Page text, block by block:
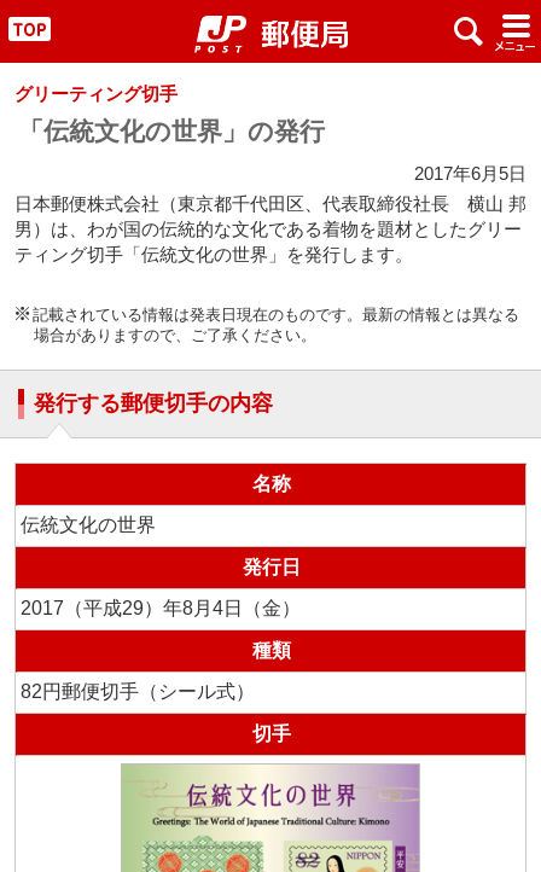
" x #
グリーティング切手
「伝統文化の世界」の発行
2017年6月5日
日本郵便株式会社（東京都千代田区、代表取締役社長 横山 邦
男）は、わが国の伝統的な文化である着物を題材としたグリー
ティング切手「伝統文化の世界」を発行します。
記載されている情報は発表日現在のものです。最新の情報とは異なる
場合がありますので、ご了承ください。
発行する郵便切手の内容
名称
伝統文化の世界
発行日
2017（平成29）年8月4日（金）
種類
82円郵便切手（シール式）
切手